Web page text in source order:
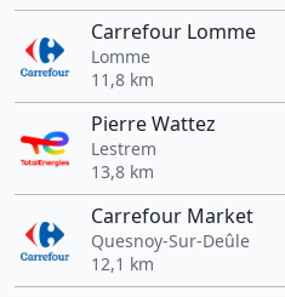
Carrefour Lomme
Lomme
11,8 km
Pierre Wattez
Lestrem
13,8 km
Carrefour Market
Quesnoy-Sur-Deûle
12,1 km